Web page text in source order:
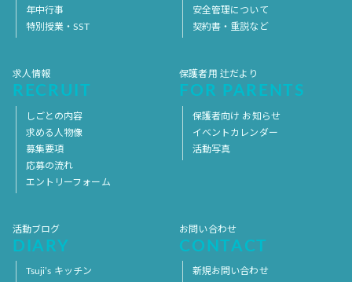
年中行事
特別授業・SST
安全管理について
契約書・重説など
求人情報
RECRUIT
しごとの内容
求める人物像
募集要項
応募の流れ
エントリーフォーム
保護者用 辻だより
FOR PARENTS
保護者向け お知らせ
イベントカレンダー
活動写真
活動ブログ
DIARY
Tsuji’s キッチン
お問い合わせ
CONTACT
新規お問い合わせ